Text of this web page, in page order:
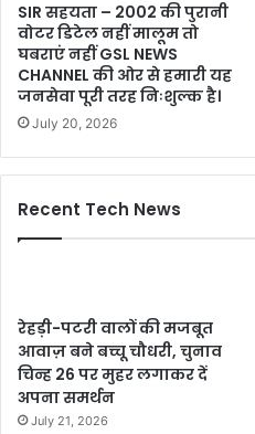
SIR सहयता – 2002 की पुरानी
वोटर डिटेल नहीं मालूम तो
घबराएं नहीं GSL NEWS
CHANNEL की ओर से हमारी यह
जनसेवा पूरी तरह निःशुल्क है।
July 20, 2026
Recent Tech News
रेहड़ी-पटरी वालों की मजबूत
आवाज़ बने बच्चू चौधरी, चुनाव
चिन्ह 26 पर मुहर लगाकर दें
अपना समर्थन
July 21, 2026